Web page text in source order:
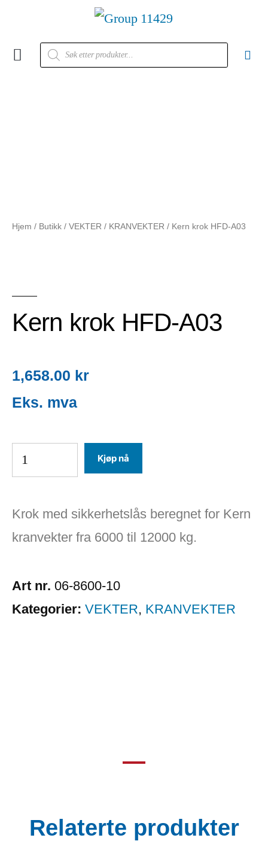
Hjem / Butikk / VEKTER / KRANVEKTER / Kern krok HFD-A03
Kern krok HFD-A03
1,658.00 kr
Kjøp nå
Krok med sikkerhetslås beregnet for Kern
kranvekter fra 6000 til 12000 kg.
Art nr. 06-8600-10
Kategorier: VEKTER, KRANVEKTER
Relaterte produkter